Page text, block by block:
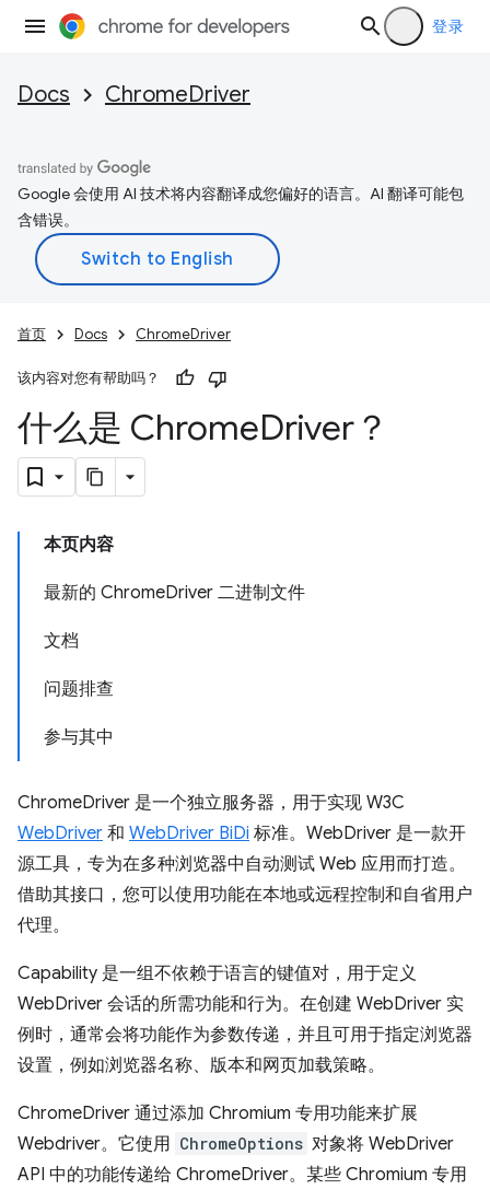
登录
Docs ChromeDriver
Google 会使用 AI 技术将内容翻译成您偏好的语言。AI 翻译可能包
含错误。
首页 Docs ChromeDriver
该内容对您有帮助吗？
什么是 ChromeDriver？
本页内容
最新的 ChromeDriver 二进制文件
文档
问题排查
参与其中
ChromeDriver 是一个独立服务器，用于实现 W3C
WebDriver 和 WebDriver BiDi 标准。WebDriver 是一款开
源工具，专为在多种浏览器中自动测试 Web 应用而打造。
借助其接口，您可以使用功能在本地或远程控制和自省用户
代理。
Capability 是一组不依赖于语言的键值对，用于定义
WebDriver 会话的所需功能和行为。在创建 WebDriver 实
例时，通常会将功能作为参数传递，并且可用于指定浏览器
设置，例如浏览器名称、版本和网页加载策略。
ChromeDriver 通过添加 Chromium 专用功能来扩展
Webdriver。它使用 ChromeOptions 对象将 WebDriver
API 中的功能传递给 ChromeDriver。某些 Chromium 专用